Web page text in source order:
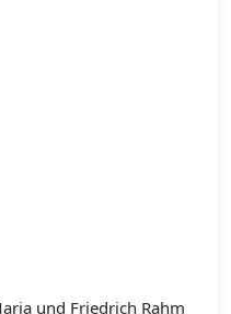
und Friedrich Rahm